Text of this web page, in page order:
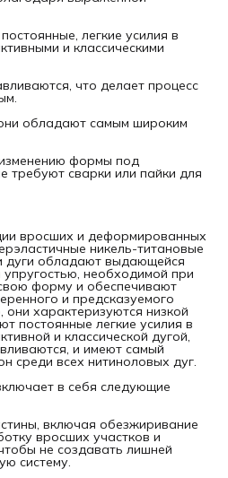
легкие усилия в
и классическими
что делает процесс
обладают самым широким
формы под
требуют сварки или пайки для
вросших и деформированных
никель-титановые
дуги обладают выдающейся
необходимой при
форму и обеспечивают
и предсказуемого
характеризуются низкой
постоянные легкие усилия в
и классической дугой,
и имеют самый
среди всех нитиноловых дуг.
в себя следующие
включая обезжиривание
вросших участков и
не создавать лишней
систему.